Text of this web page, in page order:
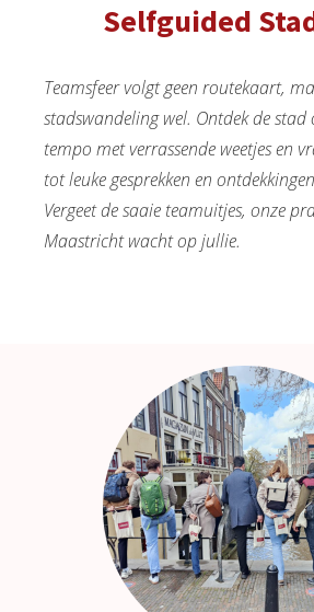
Selfguided
Teamsfeer volgt geen routekaart,
stadswandeling wel. Ontdek de stad
tempo met verrassende weetjes en
tot leuke gesprekken en
Vergeet de saaie teamuitjes, onze
Maastricht wacht op jullie.